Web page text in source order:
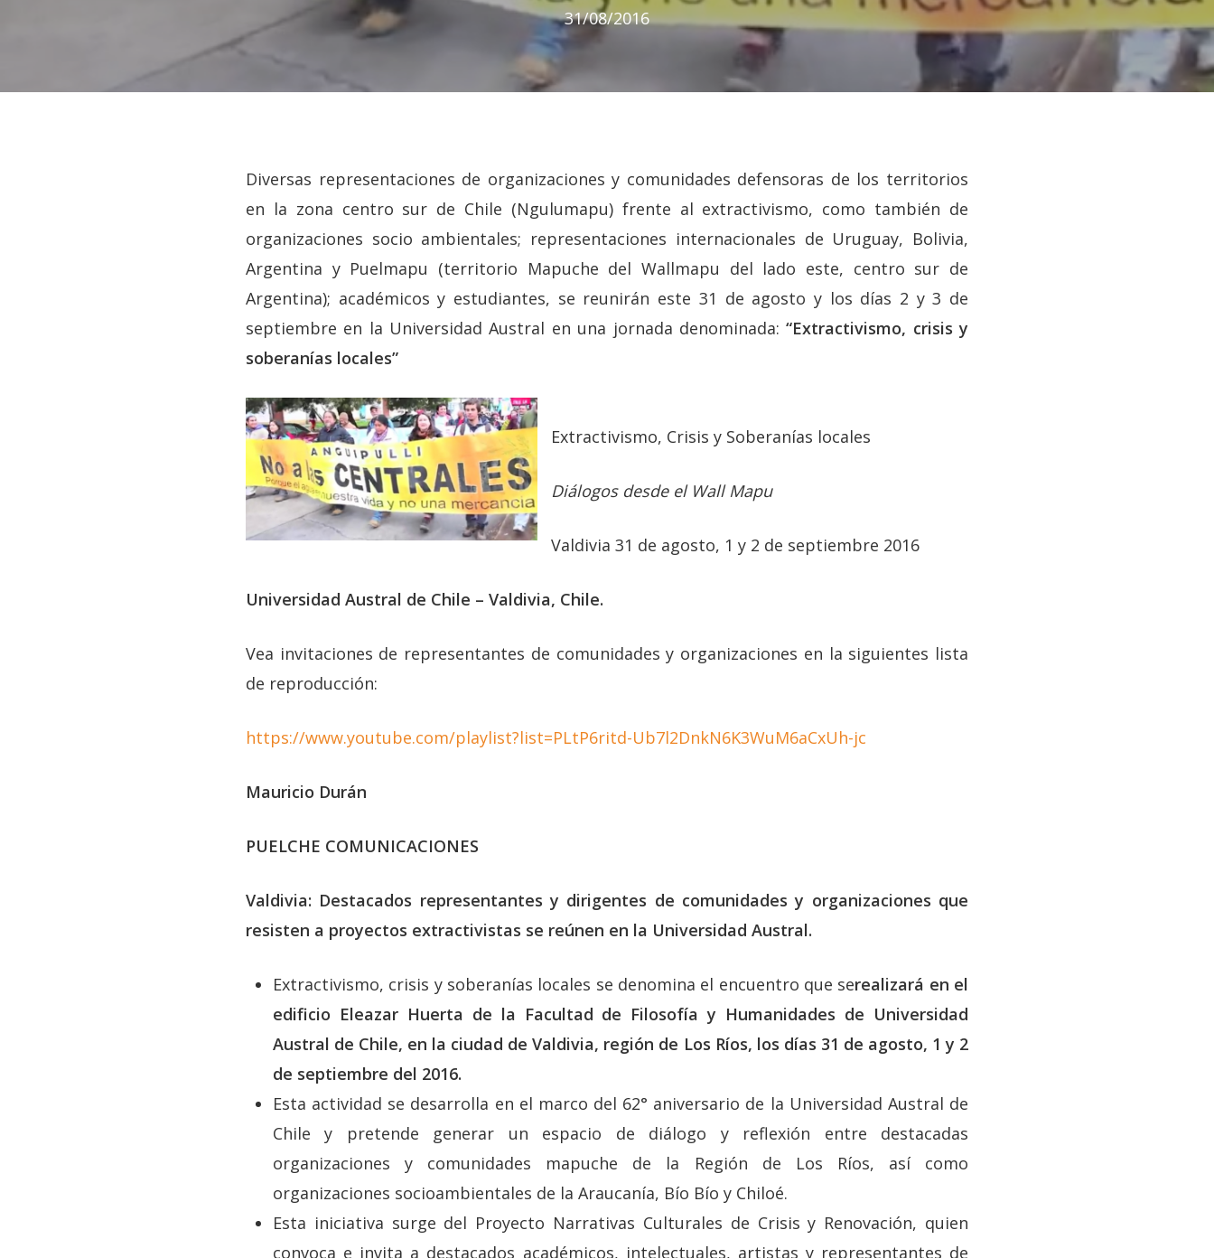
Hit enter to search or ESC to close
31/08/2016
Diversas representaciones de organizaciones y comunidades defensoras de los territorios
en la zona centro sur de Chile (Ngulumapu) frente al extractivismo, como también de
organizaciones socio ambientales; representaciones internacionales de Uruguay, Bolivia,
Argentina y Puelmapu (territorio Mapuche del Wallmapu del lado este, centro sur de
Argentina); académicos y estudiantes, se reunirán este 31 de agosto y los días 2 y 3 de
septiembre en la Universidad Austral en una jornada denominada:“Extractivismo, crisis y
soberanías locales”
Extractivismo, Crisis y Soberanías locales
Diálogos desde el Wall Mapu
Valdivia 31 de agosto, 1 y 2 de septiembre 2016
Universidad Austral de Chile – Valdivia, Chile.
Vea invitaciones de representantes de comunidades y organizaciones en la siguientes lista
de reproducción:
https://www.youtube.com/playlist?list=PLtP6ritd-Ub7l2DnkN6K3WuM6aCxUh-jc
Mauricio Durán
PUELCHE COMUNICACIONES
Valdivia: Destacados representantes y dirigentes de comunidades y organizaciones que
resisten a proyectos extractivistas se reúnen en la Universidad Austral.
Extractivismo, crisis y soberanías locales se denomina el encuentro que serealizará en el
edificio Eleazar Huerta de la Facultad de Filosofía y Humanidades de Universidad
Austral de Chile, en la ciudad de Valdivia, región de Los Ríos, los días 31 de agosto, 1 y 2
de septiembre del 2016.
Esta actividad se desarrolla en el marco del 62° aniversario de la Universidad Austral de
Chile y pretende generar un espacio de diálogo y reflexión entre destacadas
organizaciones y comunidades mapuche de la Región de Los Ríos, así como
organizaciones socioambientales de la Araucanía, Bío Bío y Chiloé.
Esta iniciativa surge del Proyecto Narrativas Culturales de Crisis y Renovación, quien
convoca e invita a destacados académicos, intelectuales, artistas y representantes de